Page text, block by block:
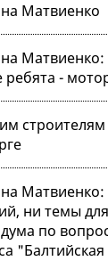
Матвиенко
ребята -
ни темы
по